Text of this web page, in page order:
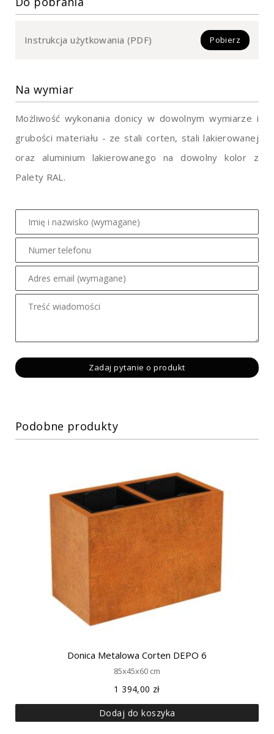
Instrukcja użytkowania (PDF) Pobierz
Na wymiar
Możliwość wykonania donicy w dowolnym wymiarze i
grubości materiału - ze stali corten, stali lakierowanej
oraz aluminium lakierowanego na dowolny kolor z
Palety RAL.
Podobne produkty
Donica Metalowa Corten DEPO 6
85x45x60 cm
1 394,00 zł
Dodaj do koszyka